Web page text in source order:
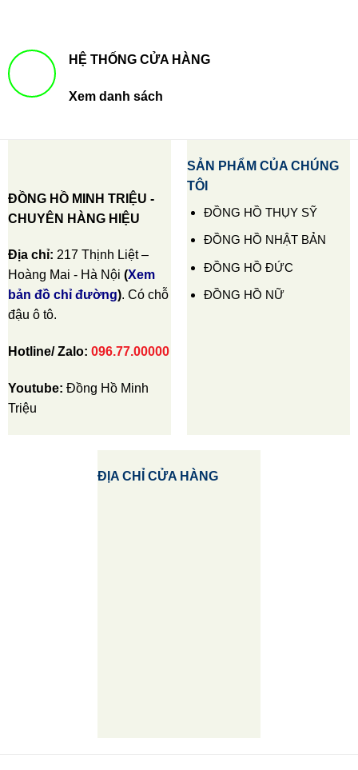
HỆ THỐNG CỬA HÀNG
Xem danh sách
ĐỒNG HỒ MINH TRIỆU -
CHUYÊN HÀNG HIỆU
Địa chỉ: 217 Thịnh Liệt –
Hoàng Mai - Hà Nội (Xem
bản đồ chỉ đường). Có chỗ
đậu ô tô.
Hotline/ Zalo: 096.77.00000
Youtube: Đồng Hồ Minh
Triệu
SẢN PHẨM CỦA CHÚNG
TÔI
ĐỒNG HỒ THỤY SỸ
ĐỒNG HỒ NHẬT BẢN
ĐỒNG HỒ ĐỨC
ĐỒNG HỒ NỮ
ĐỊA CHỈ CỬA HÀNG